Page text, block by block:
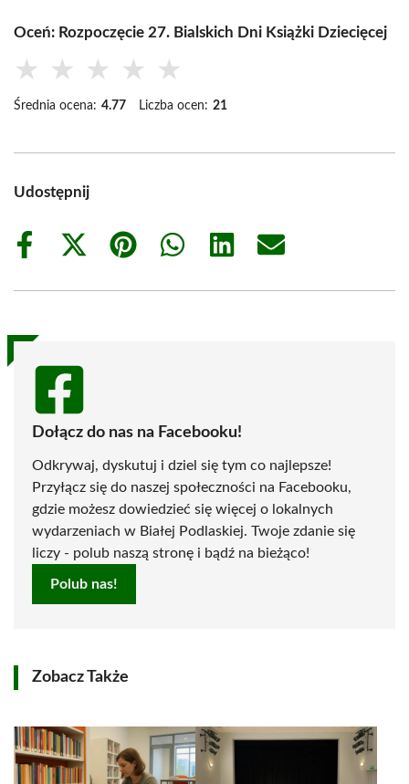
Oceń: Rozpoczęcie 27. Bialskich Dni Książki Dziecięcej
★ ★ ★ ★ ★
Średnia ocena: 4.77 Liczba ocen: 21
Udostępnij
Share
Share
(Twitter)
Share
Share
Share
Share
Dołącz do nas na Facebooku!
Odkrywaj, dyskutuj i dziel się tym co najlepsze!
Przyłącz się do naszej społeczności na Facebooku,
gdzie możesz dowiedzieć się więcej o lokalnych
wydarzeniach w Białej Podlaskiej. Twoje zdanie się
liczy - polub naszą stronę i bądź na bieżąco!
Polub nas!
Zobacz Także